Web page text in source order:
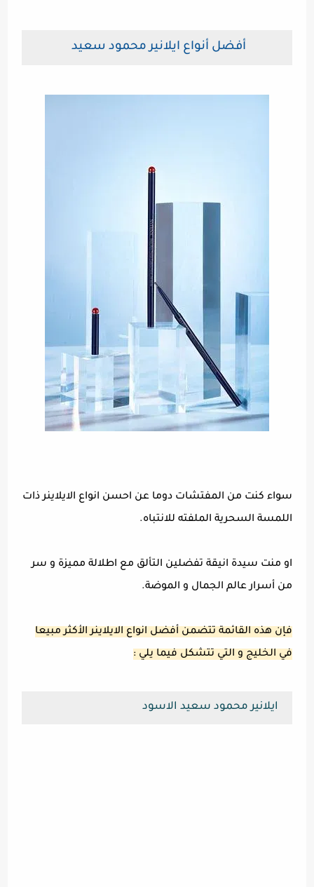
أفضل أنواع ايلانير محمود سعيد
سواء كنت من المفتشات دوما عن احسن انواع الايلاينر ذات
اللمسة السحرية الملفته للانتباه.
او منت سيدة انيقة تفضلين التألق مع اطلالة مميزة و سر
من أسرار عالم الجمال و الموضة.
فإن هذه القائمة تتضمن أفضل انواع الايلاينر الأكثر مبيعا
في الخليج و التي تتشكل فيما يلي :
ايلانير محمود سعيد الاسود